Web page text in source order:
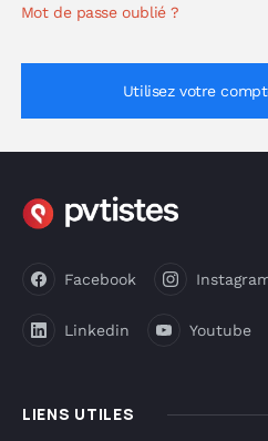
Mot de passe oublié ?
Utilisez votre
Facebook
Linkedin Youtube
LIENS UTILES